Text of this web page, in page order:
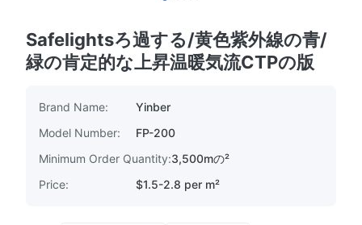
Safelightsろ過する/黄色紫外線の青/
緑の肯定的な上昇温暖気流CTPの版
Brand Name:
Yinber
Model Number:
FP-200
Minimum Order Quantity:3,500mの²
Price:
$1.5-2.8 per m²